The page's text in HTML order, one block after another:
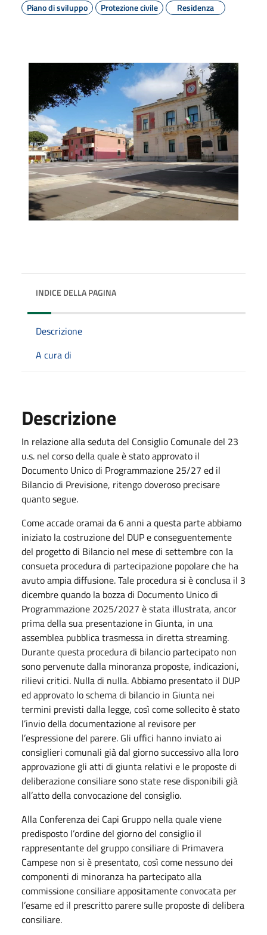
Piano di sviluppo
Protezione civile Residenza
INDICE DELLA PAGINA
Descrizione
A cura di
Descrizione
In relazione alla seduta del Consiglio Comunale del 23
u.s. nel corso della quale è stato approvato il
Documento Unico di Programmazione 25/27 ed il
Bilancio di Previsione, ritengo doveroso precisare
quanto segue.
Come accade oramai da 6 anni a questa parte abbiamo
iniziato la costruzione del DUP e conseguentemente
del progetto di Bilancio nel mese di settembre con la
consueta procedura di partecipazione popolare che ha
avuto ampia diffusione. Tale procedura si è conclusa il 3
dicembre quando la bozza di Documento Unico di
Programmazione 2025/2027 è stata illustrata, ancor
prima della sua presentazione in Giunta, in una
assemblea pubblica trasmessa in diretta streaming.
Durante questa procedura di bilancio partecipato non
sono pervenute dalla minoranza proposte, indicazioni,
rilievi critici. Nulla di nulla. Abbiamo presentato il DUP
ed approvato lo schema di bilancio in Giunta nei
termini previsti dalla legge, così come sollecito è stato
l’invio della documentazione al revisore per
l’espressione del parere. Gli uffici hanno inviato ai
consiglieri comunali già dal giorno successivo alla loro
approvazione gli atti di giunta relativi e le proposte di
deliberazione consiliare sono state rese disponibili già
all’atto della convocazione del consiglio.
Alla Conferenza dei Capi Gruppo nella quale viene
predisposto l’ordine del giorno del consiglio il
rappresentante del gruppo consiliare di Primavera
Campese non si è presentato, così come nessuno dei
componenti di minoranza ha partecipato alla
commissione consiliare appositamente convocata per
l’esame ed il prescritto parere sulle proposte di delibera
consiliare.